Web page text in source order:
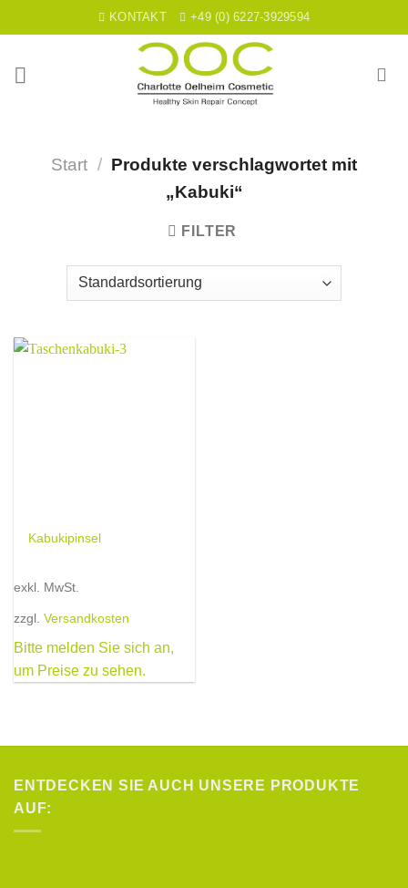
to
KONTAKT +49 (0) 6227-3929594
Start / Produkte verschlagwortet mit
„Kabuki“
FILTER
Kabukipinsel
exkl. MwSt.
zzgl. Versandkosten
Bitte melden Sie sich an,
um Preise zu sehen.
ENTDECKEN SIE AUCH UNSERE PRODUKTE
AUF: